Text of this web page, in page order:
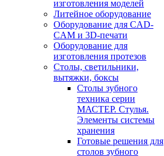
изготовления моделей
Литейное оборудование
Оборудование для CAD-
CAM и 3D-печати
Оборудование для
изготовления протезов
Cтолы, светильники,
вытяжки, боксы
Столы зубного
техника серии
МАСТЕР. Стулья.
Элементы системы
хранения
Готовые решения для
столов зубного